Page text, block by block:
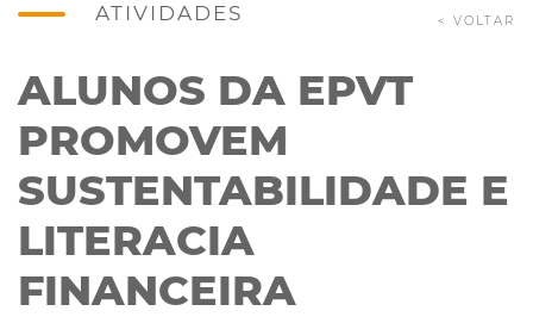
ATIVIDADES < VOLTAR
ALUNOS DA EPVT
PROMOVEM
SUSTENTABILIDADE E
LITERACIA
FINANCEIRA